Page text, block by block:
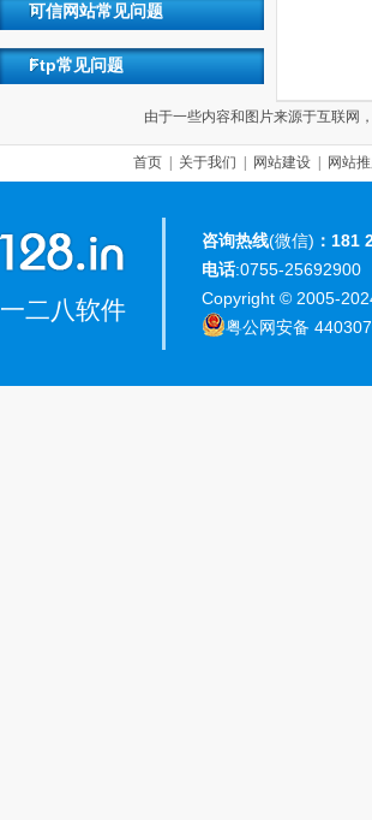
可信网站常见问题
Ftp常见问题
由于一些内容和图片来源于互联网
首页 关于我们 网站建设 网站
一二八软件
咨询热线(微信) ：181
电话:0755-
Copyright © 2005-
粤公网安备